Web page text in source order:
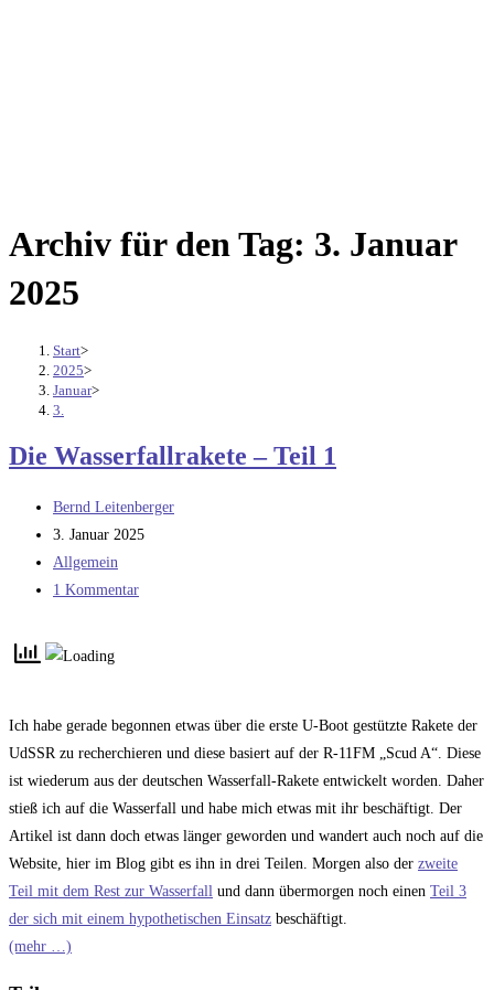
Archiv für den Tag: 3. Januar
2025
Start>
2025>
Januar>
3.
Die Wasserfallrakete – Teil 1
Beitrags-
Autor:
Bernd Leitenberger
Beitrag
veröffentlicht:
3. Januar 2025
Beitrags-
Kategorie:
Allgemein
Beitrags-
1 Kommentar
Ich habe gerade begonnen etwas über die erste U-Boot gestützte Rakete der
UdSSR zu recherchieren und diese basiert auf der R-11FM „Scud A“. Diese
ist wiederum aus der deutschen Wasserfall-Rakete entwickelt worden. Daher
stieß ich auf die Wasserfall und habe mich etwas mit ihr beschäftigt. Der
Artikel ist dann doch etwas länger geworden und wandert auch noch auf die
Website, hier im Blog gibt es ihn in drei Teilen. Morgen also der zweite
Teil mit dem Rest zur Wasserfall und dann übermorgen noch einen Teil 3
der sich mit einem hypothetischen Einsatz beschäftigt.
(mehr …)